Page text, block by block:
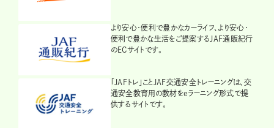
より安心・便利で豊かなカーライフ、より安心・
便利で豊かな生活をご提案するJAF通販紀行
のECサイトです。
「JAFトレ」ことJAF交通安全トレーニングは、交
通安全教育用の教材をeラーニング形式で提
供するサイトです。